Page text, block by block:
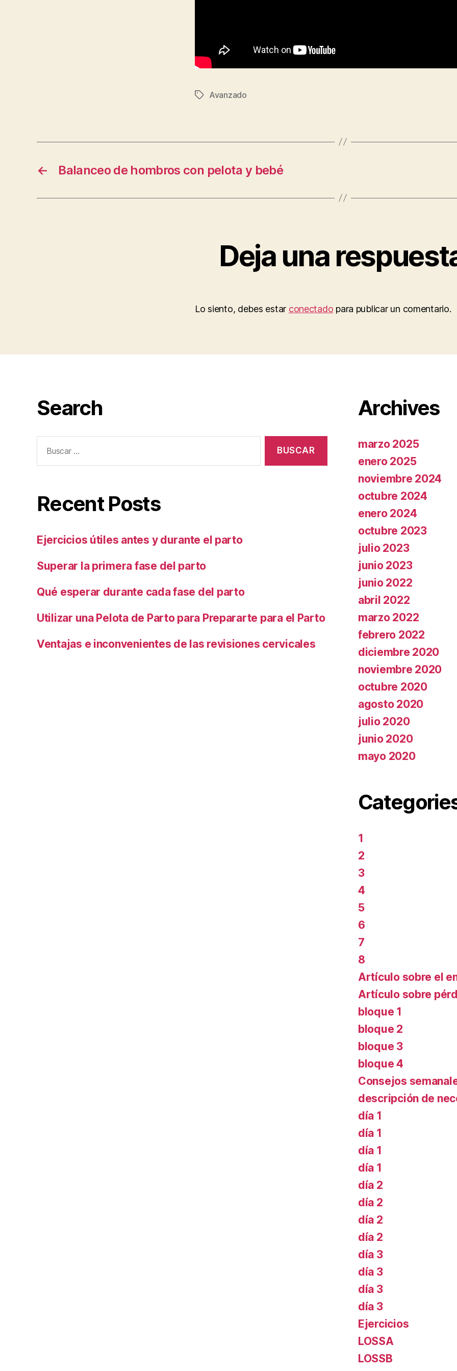
Etiquetas
Avanzado
← Balanceo de hombros con pelota y bebé
Deja una
Lo siento, debes estar conectado para publicar un comentario.
Search
Recent Posts
Ejercicios útiles antes y durante el parto
Superar la primera fase del parto
Qué esperar durante cada fase del parto
Utilizar una Pelota de Parto para Prepararte para el Parto
Ventajas e inconvenientes de las revisiones cervicales
Archives
marzo 2025
enero 2025
noviembre 2024
octubre 2024
enero 2024
octubre 2023
julio 2023
junio 2023
junio 2022
abril 2022
marzo 2022
febrero 2022
diciembre 2020
noviembre 2020
octubre 2020
agosto 2020
julio 2020
junio 2020
mayo 2020
1
2
3
4
5
6
7
8
Artículo sobre el
Artículo sobre
bloque 1
bloque 2
bloque 3
bloque 4
Consejos
descripción de
día 1
día 1
día 1
día 1
día 2
día 2
día 2
día 2
día 3
día 3
día 3
día 3
Ejercicios
LOSSA
LOSSB